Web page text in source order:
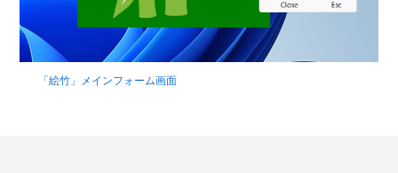
「絵竹」メインフォーム画面